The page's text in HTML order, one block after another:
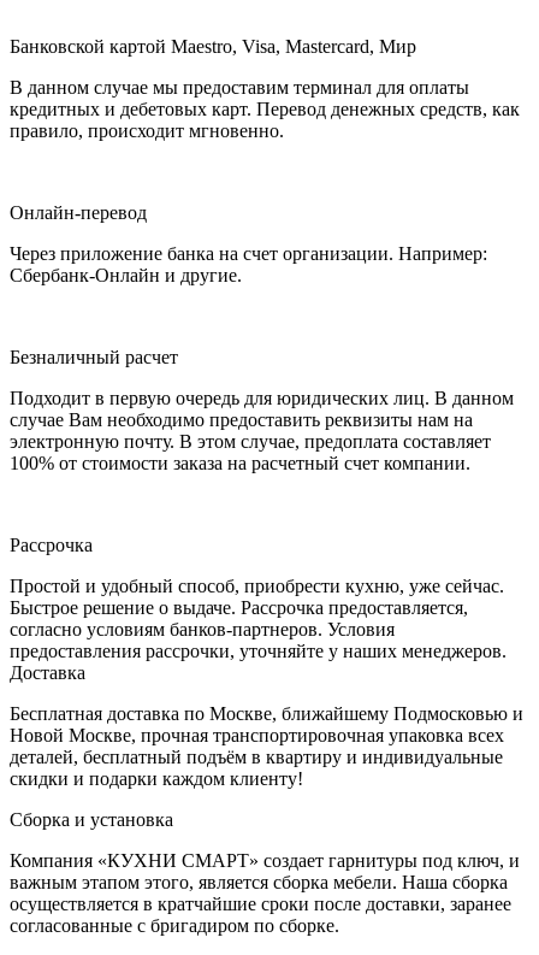
Банковской картой Maestro, Visa, Mastercard, Мир
В данном случае мы предоставим терминал для оплаты
кредитных и дебетовых карт. Перевод денежных средств, как
правило, происходит мгновенно.
Онлайн-перевод
Через приложение банка на счет организации. Например:
Сбербанк-Онлайн и другие.
Безналичный расчет
Подходит в первую очередь для юридических лиц. В данном
случае Вам необходимо предоставить реквизиты нам на
электронную почту. В этом случае, предоплата составляет
100% от стоимости заказа на расчетный счет компании.
Рассрочка
Простой и удобный способ, приобрести кухню, уже сейчас.
Быстрое решение о выдаче. Рассрочка предоставляется,
согласно условиям банков-партнеров. Условия
предоставления рассрочки, уточняйте у наших менеджеров.
Доставка
Бесплатная доставка по Москве, ближайшему Подмосковью и
Новой Москве, прочная транспортировочная упаковка всех
деталей, бесплатный подъём в квартиру и индивидуальные
скидки и подарки каждом клиенту!
Сборка и установка
Компания «КУХНИ СМАРТ» создает гарнитуры под ключ, и
важным этапом этого, является сборка мебели. Наша сборка
осуществляется в кратчайшие сроки после доставки, заранее
согласованные с бригадиром по сборке.